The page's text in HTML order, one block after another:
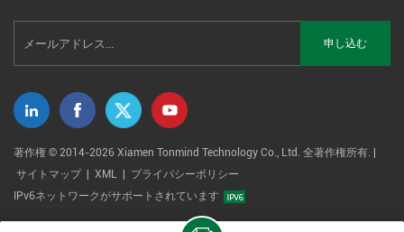
著作権 © 2014-2026 Xiamen Tonmind Technology Co., Ltd. 全著作権所有. |
サイトマップ
XML
プライバシーポリシー
IPv6ネットワークがサポートされています